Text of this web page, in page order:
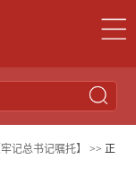
牢记总书记嘱托】
>> 正